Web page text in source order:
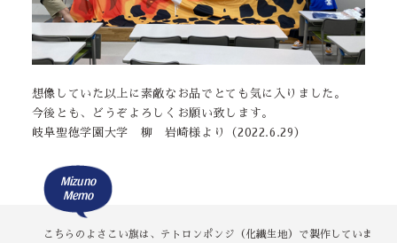
想像していた以上に素敵なお品でとても気に入りました。
今後とも、どうぞよろしくお願い致します。
岐阜聖徳学園大学 柳 岩崎様より（2022.6.29）
こちらのよさこい旗は、テトロンポンジ（化繊生地）で製作していま
Mizuno
Memo